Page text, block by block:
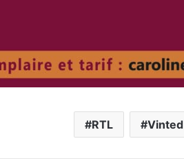
RTL Vinted